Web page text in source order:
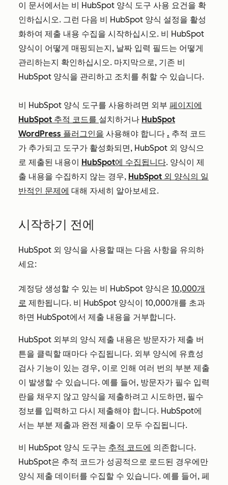
이 문서에서는 비 HubSpot 양식 도구 사용 요건을 확
인하십시오. 그런 다음 비 HubSpot 양식 설정을 활성
화하여 제출 내용 수집을 시작하십시오. 비 HubSpot
양식이 어떻게 매핑되는지, 날짜 입력 필드는 어떻게
관리하는지 확인하십시오. 마지막으로, 기존 비
HubSpot 양식을 관리하고 조치를 취할 수 있습니다.
비 HubSpot 양식 도구를 사용하려면 외부 페이지에
HubSpot 추적 코드를 설치하거나 HubSpot
WordPress 플러그인을 사용해야 합니다 . 추적 코드
가 추가되고 도구가 활성화되면, HubSpot 외 양식으
로 제출된 내용이 HubSpot에 수집됩니다. 양식이 제
출 내용을 수집하지 않는 경우, HubSpot 외 양식의 일
반적인 문제에 대해 자세히 알아보세요.
시작하기 전에
HubSpot 외 양식을 사용할 때는 다음 사항을 유의하
세요:
계정당 생성할 수 있는 비 HubSpot 양식은 10,000개
로 제한됩니다. 비 HubSpot 양식이 10,000개를 초과
하면 HubSpot에서 제출 내용을 거부합니다.
HubSpot 외부의 양식 제출 내용은 방문자가 제출 버
튼을 클릭할 때마다 수집됩니다. 외부 양식에 유효성
검사 기능이 있는 경우, 이로 인해 여러 번의 부분 제출
이 발생할 수 있습니다. 예를 들어, 방문자가 필수 입력
란을 채우지 않고 양식을 제출하려고 시도하면, 필수
정보를 입력하고 다시 제출해야 합니다. HubSpot에
서는 부분 제출과 완전 제출이 모두 수집됩니다.
비 HubSpot 양식 도구는 추적 코드에 의존합니다.
HubSpot은 추적 코드가 성공적으로 로드된 경우에만
양식 제출 데이터를 수집할 수 있습니다. 예를 들어, 페